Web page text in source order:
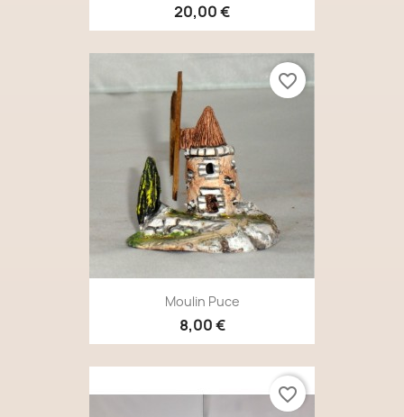
20,00 €
Moulin Puce
8,00 €
favorite_border
favorite_border